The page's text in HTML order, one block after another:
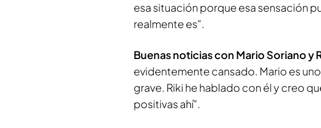
esa situación porque esa sensación
realmente es".
Buenas noticias con Mario Soriano y
evidentemente cansado. Mario es
grave. Riki he hablado con él y creo
positivas ahí".